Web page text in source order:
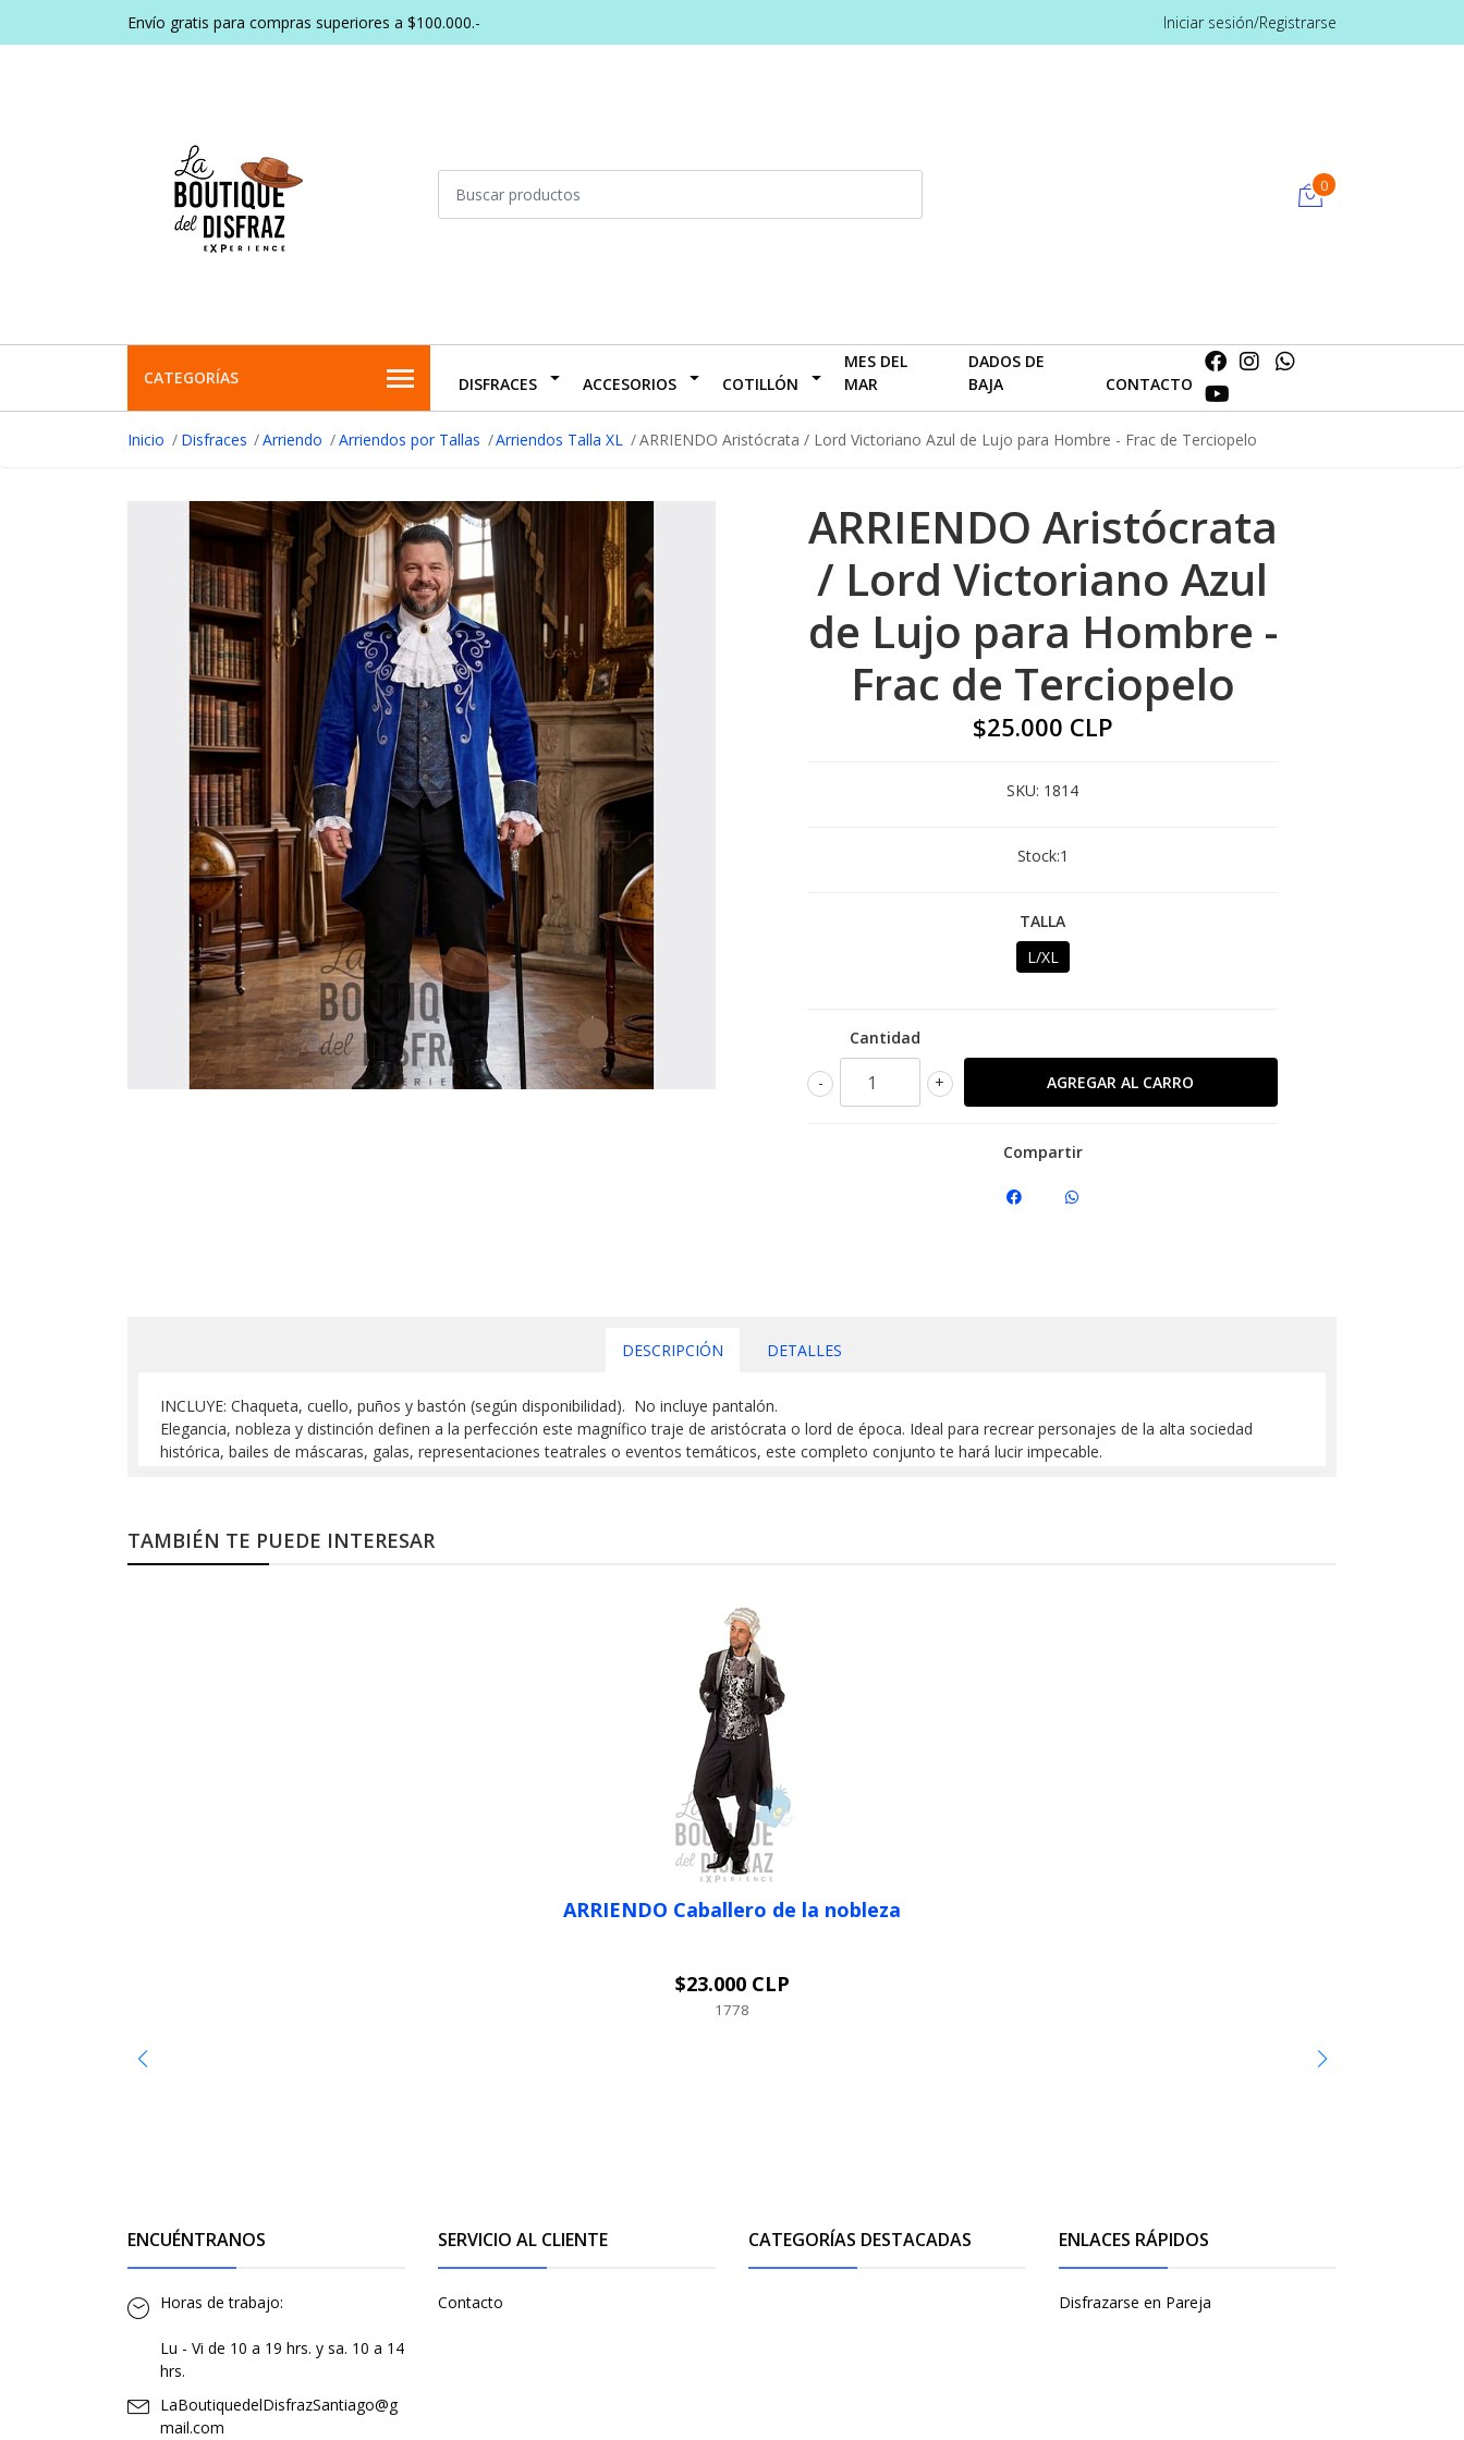
Envío gratis para compras superiores a $100.000.- Iniciar sesión/Registrarse
0
CATEGORÍAS DISFRACES ACCESORIOS COTILLÓN
MES DEL
MAR
DADOS DE
BAJA
CONTACTO
Inicio Disfraces Arriendo Arriendos por Tallas Arriendos Talla XL ARRIENDO Aristócrata / Lord Victoriano Azul de Lujo para Hombre - Frac de Terciopelo
ARRIENDO Aristócrata
/ Lord Victoriano Azul
de Lujo para Hombre -
Frac de Terciopelo
$25.000 CLP
SKU: 1814
Stock:1
TALLA
L/XL
Cantidad
+
-
Compartir
DESCRIPCIÓN DETALLES
INCLUYE: Chaqueta, cuello, puños y bastón (según disponibilidad). No incluye pantalón.
Elegancia, nobleza y distinción definen a la perfección este magnífico traje de aristócrata o lord de época. Ideal para recrear personajes de la alta sociedad
histórica, bailes de máscaras, galas, representaciones teatrales o eventos temáticos, este completo conjunto te hará lucir impecable.
TAMBIÉN TE PUEDE INTERESAR
ARRIENDO Caballero de la nobleza
VER OPCIONES
$23.000 CLP
1778
ENCUÉNTRANOS
Horas de trabajo:
Lu - Vi de 10 a 19 hrs. y sa. 10 a 14
hrs.
LaBoutiquedelDisfrazSantiago@g
mail.com
SERVICIO AL CLIENTE
Contacto
CATEGORÍAS DESTACADAS ENLACES RÁPIDOS
Disfrazarse en Pareja